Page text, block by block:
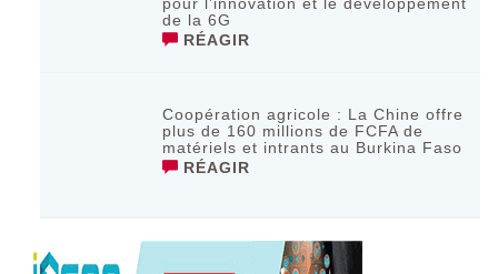
de la 6G
RÉAGIR
Coopération agricole : La Chine offre
plus de 160 millions de FCFA de
matériels et intrants au Burkina Faso
RÉAGIR